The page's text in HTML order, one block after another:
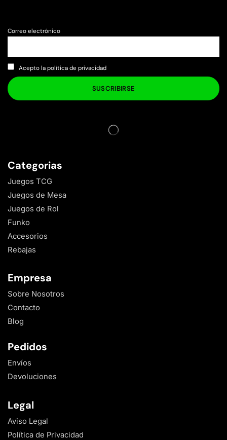
Correo electrónico
Acepto la política de privacidad
Categorias
Juegos TCG
Juegos de Mesa
Juegos de Rol
Funko
Accesorios
Rebajas
Empresa
Sobre Nosotros
Contacto
Blog
Pedidos
Envíos
Devoluciones
Legal
Aviso Legal
Política de Privacidad